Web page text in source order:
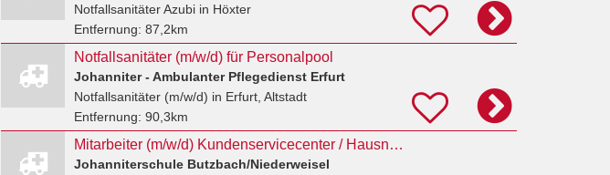
Notfallsanitäter Azubiin Höxter
Entfernung: 87,2km
Notfallsanitäter (m/w/d) für Personalpool
Johanniter - Ambulanter Pflegedienst Erfurt
Notfallsanitäter (m/w/d) in Erfurt, Altstadt
Entfernung: 90,3km
Mitarbeiter (m/w/d) Kundenservicecenter / Hausnotrufzentrale – Schwerpunkt Nacht- und...
Johanniterschule Butzbach/Niederweisel